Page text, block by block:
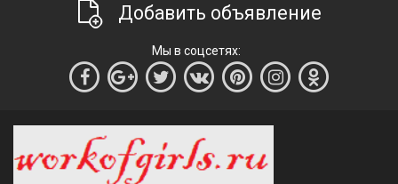
Добавить объявление
Мы в соцсетях: